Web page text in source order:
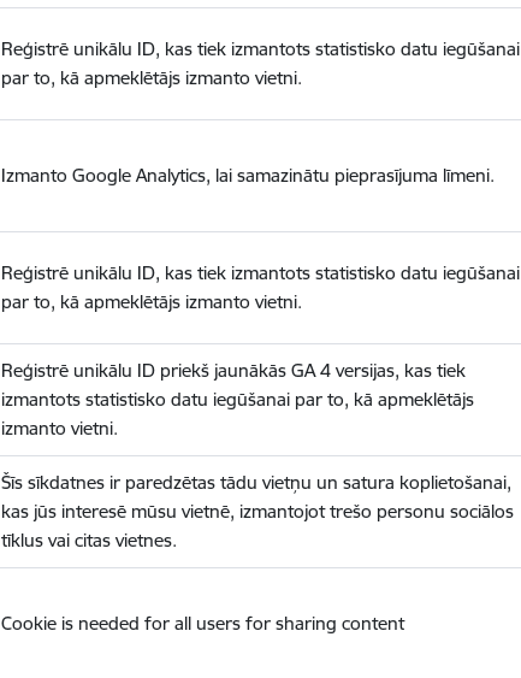
Reģistrē unikālu ID, kas tiek izmantots statistisko datu iegūšanai
par to, kā apmeklētājs izmanto vietni.
Izmanto Google Analytics, lai samazinātu pieprasījuma līmeni.
Reģistrē unikālu ID, kas tiek izmantots statistisko datu iegūšanai
par to, kā apmeklētājs izmanto vietni.
Reģistrē unikālu ID priekš jaunākās GA 4 versijas, kas tiek
izmantots statistisko datu iegūšanai par to, kā apmeklētājs
izmanto vietni.
Šīs sīkdatnes ir paredzētas tādu vietņu un satura koplietošanai,
kas jūs interesē mūsu vietnē, izmantojot trešo personu sociālos
tīklus vai citas vietnes.
Cookie is needed for all users for sharing content